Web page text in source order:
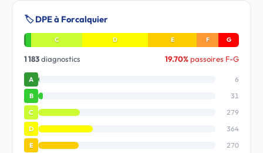
🏷️ DPE à Forcalquier
C D E F G
1 183diagnostics 19.70%passoires F-G
A 6
B 31
C 279
D 364
E 270